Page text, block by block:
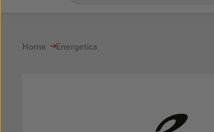
Home Energetics